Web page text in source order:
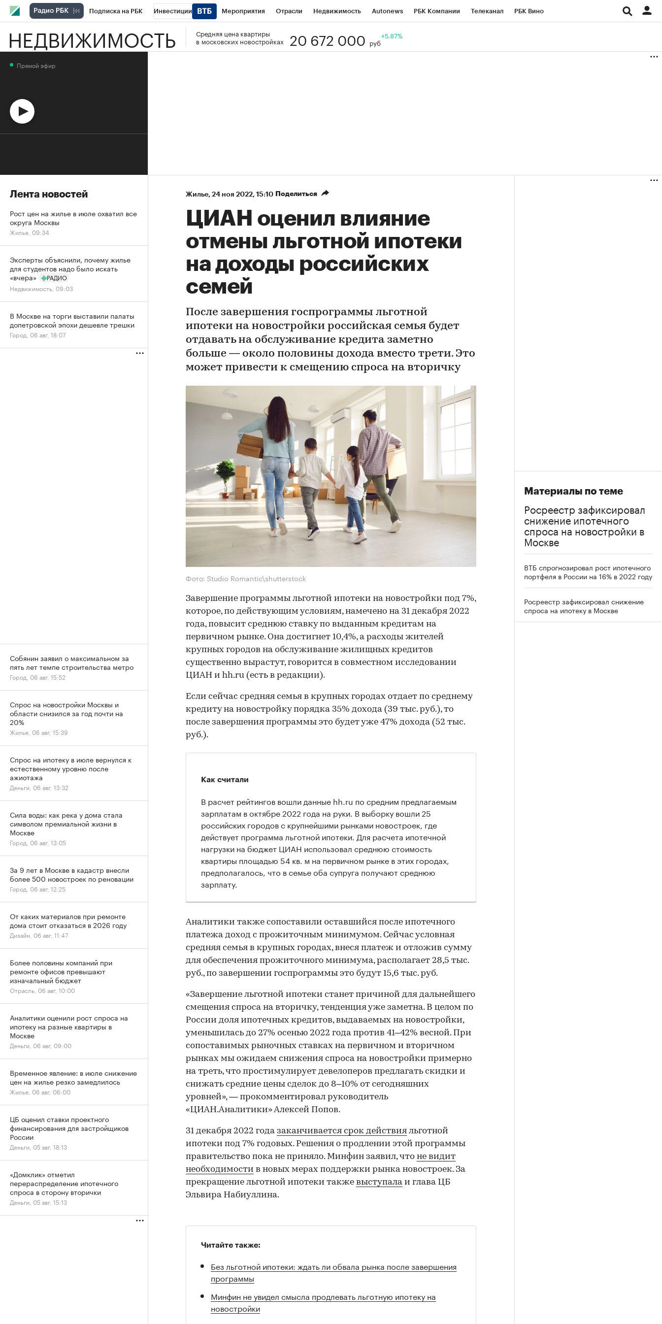
Подписка на РБК Инвестиции Мероприятия Отрасли Недвижимость Autonews РБК Компании Телеканал РБК Вино
Спорт Школа управления РБК РБК Образование Визионеры
НЕДВИЖИМОСТЬ
Средняя цена квартиры
в московских новостройках
20 672 000 руб
+5.87%
Жилье⁠, 24 ноя 2022, 15:10 Поделиться
ЦИАН оценил влияние
отмены льготной ипотеки
на доходы российских
семей
После завершения госпрограммы льготной
ипотеки на новостройки российская семья будет
отдавать на обслуживание кредита заметно
больше — около половины дохода вместо трети. Это
может привести к смещению спроса на вторичку
Фото: Studio Romantic\shutterstock
Завершение программы льготной ипотеки на новостройки под 7%,
которое, по действующим условиям, намечено на 31 декабря 2022
года, повысит среднюю ставку по выданным кредитам на
первичном рынке. Она достигнет 10,4%, а расходы жителей
крупных городов на обслуживание жилищных кредитов
существенно вырастут, говорится в совместном исследовании
ЦИАН и hh.ru (есть в редакции).
Если сейчас средняя семья в крупных городах отдает по среднему
кредиту на новостройку порядка 35% дохода (39 тыс. руб.), то
после завершения программы это будет уже 47% дохода (52 тыс.
руб.).
Как считали
В расчет рейтингов вошли данные hh.ru по средним предлагаемым
зарплатам в октябре 2022 года на руки. В выборку вошли 25
российских городов с крупнейшими рынками новостроек, где
действует программа льготной ипотеки. Для расчета ипотечной
нагрузки на бюджет ЦИАН использовал среднюю стоимость
квартиры площадью 54 кв. м на первичном рынке в этих городах,
предполагалось, что в семье оба супруга получают среднюю
зарплату.
Аналитики также сопоставили оставшийся после ипотечного
платежа доход с прожиточным минимумом. Сейчас условная
средняя семья в крупных городах, внеся платеж и отложив сумму
для обеспечения прожиточного минимума, располагает 28,5 тыс.
руб., по завершении госпрограммы это будут 15,6 тыс. руб.
«Завершение льготной ипотеки станет причиной для дальнейшего
смещения спроса на вторичку, тенденция уже заметна. В целом по
России доля ипотечных кредитов, выдаваемых на новостройки,
уменьшилась до 27% осенью 2022 года против 41–42% весной. При
сопоставимых рыночных ставках на первичном и вторичном
рынках мы ожидаем снижения спроса на новостройки примерно
на треть, что простимулирует девелоперов предлагать скидки и
снижать средние цены сделок до 8–10% от сегодняшних
уровней», — прокомментировал руководитель
«ЦИАН.Аналитики» Алексей Попов.
31 декабря 2022 года заканчивается срок действия льготной
ипотеки под 7% годовых. Решения о продлении этой программы
правительство пока не приняло. Минфин заявил, что не видит
необходимости в новых мерах поддержки рынка новостроек. За
прекращение льготной ипотеки также выступала и глава ЦБ
Эльвира Набиуллина.
Читайте также:
Без льготной ипотеки: ждать ли обвала рынка после завершения
программы
Минфин не увидел смысла продлевать льготную ипотеку на
новостройки
Материалы по теме
Росреестр зафиксировал
снижение ипотечного
спроса на новостройки в
Москве
ВТБ спрогнозировал рост ипотечного
портфеля в России на 16% в 2022 году
Росреестр зафиксировал снижение
спроса на ипотеку в Москве
Прямой эфир
Лента новостей
Рост цен на жилье в июле охватил все
округа Москвы
Жилье, 09:34
Эксперты объяснили, почему жилье
для студентов надо было искать
«вчера»
РАДИО
Недвижимость, 09:03
В Москве на торги выставили палаты
допетровской эпохи дешевле трешки
Город, 06 авг, 18:07
Собянин заявил о максимальном за
пять лет темпе строительства метро
Город, 06 авг, 15:52
Спрос на новостройки Москвы и
области снизился за год почти на
20%
Жилье, 06 авг, 15:39
Спрос на ипотеку в июле вернулся к
естественному уровню после
ажиотажа
Деньги, 06 авг, 13:32
Сила воды: как река у дома стала
символом премиальной жизни в
Москве
Город, 06 авг, 13:05
За 9 лет в Москве в кадастр внесли
более 500 новостроек по реновации
Город, 06 авг, 12:25
От каких материалов при ремонте
дома стоит отказаться в 2026 году
Дизайн, 06 авг, 11:47
Более половины компаний при
ремонте офисов превышают
изначальный бюджет
Отрасль, 06 авг, 10:00
Аналитики оценили рост спроса на
ипотеку на разные квартиры в
Москве
Деньги, 06 авг, 09:00
Временное явление: в июле снижение
цен на жилье резко замедлилось
Жилье, 06 авг, 06:00
ЦБ оценил ставки проектного
финансирования для застройщиков
России
Деньги, 05 авг, 18:13
«Домклик» отметил
перераспределение ипотечного
спроса в сторону вторички
Деньги, 05 авг, 15:13